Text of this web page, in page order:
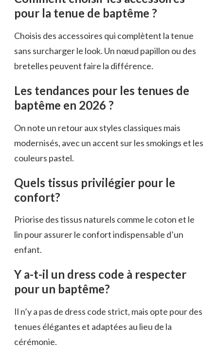
pour la tenue de baptême ?
Choisis des accessoires qui complètent la tenue
sans surcharger le look. Un nœud papillon ou des
bretelles peuvent faire la différence.
Les tendances pour les tenues de
baptême en 2026 ?
On note un retour aux styles classiques mais
modernisés, avec un accent sur les smokings et les
couleurs pastel.
Quels tissus privilégier pour le
confort?
Priorise des tissus naturels comme le coton et le
lin pour assurer le confort indispensable d’un
enfant.
Y a-t-il un dress code à respecter
pour un baptême?
Il n’y a pas de dress code strict, mais opte pour des
tenues élégantes et adaptées au lieu de la
cérémonie.